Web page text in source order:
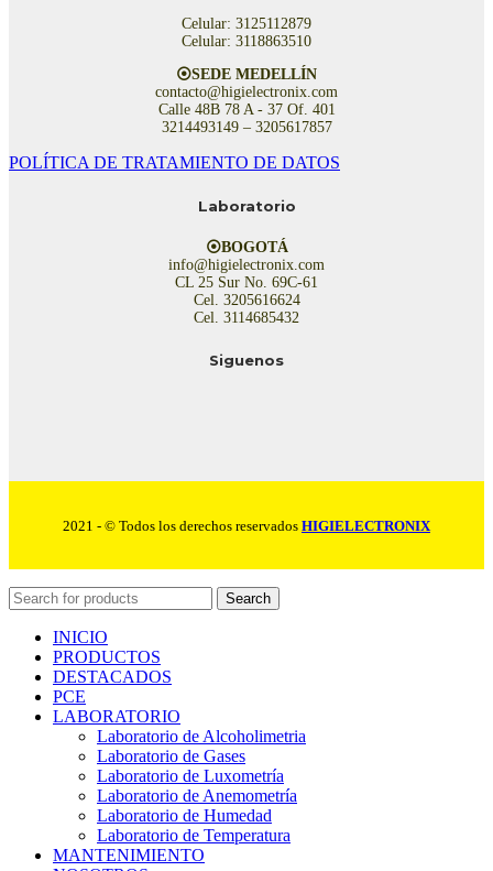
Celular: 3125112879
Celular: 3118863510
⦿SEDE MEDELLÍN
contacto@higielectronix.com
Calle 48B 78 A - 37 Of. 401
3214493149 – 3205617857
POLÍTICA DE TRATAMIENTO DE DATOS
Laboratorio
⦿BOGOTÁ
info@higielectronix.com
CL 25 Sur No. 69C-61
Cel. 3205616624
Cel. 3114685432
Siguenos
2021 - © Todos los derechos reservados HIGIELECTRONIX
Search
INICIO
PRODUCTOS
DESTACADOS
PCE
LABORATORIO
Laboratorio de Alcoholimetria
Laboratorio de Gases
Laboratorio de Luxometría
Laboratorio de Anemometría
Laboratorio de Humedad
Laboratorio de Temperatura
MANTENIMIENTO